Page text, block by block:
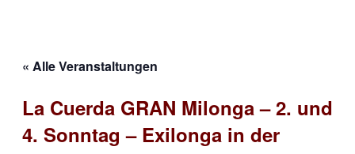
« Alle Veranstaltungen
La Cuerda GRAN Milonga – 2. und
4. Sonntag – Exilonga in der